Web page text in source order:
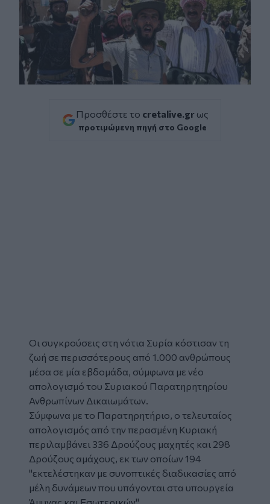
Προσθέστε το cretalive.gr ως
προτιμώμενη πηγή στο Google
Οι συγκρούσεις στη νότια Συρία κόστισαν τη
ζωή σε περισσότερους από 1.000 ανθρώπους
μέσα σε μία εβδομάδα, σύμφωνα με νέο
απολογισμό του Συριακού Παρατηρητηρίου
Ανθρωπίνων Δικαιωμάτων.
Σύμφωνα με το Παρατηρητήριο, ο τελευταίος
απολογισμός από την περασμένη Κυριακή
περιλαμβάνει 336 Δρούζους μαχητές και 298
Δρούζους αμάχους, εκ των οποίων 194
"εκτελέστηκαν με συνοπτικές διαδικασίες από
μέλη δυνάμεων που υπάγονται στα υπουργεία